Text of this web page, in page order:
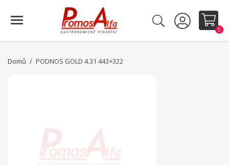
0
Domů PODNOS GOLD 4.31 443×322